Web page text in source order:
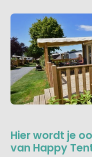
Hier wordt je
van Happy